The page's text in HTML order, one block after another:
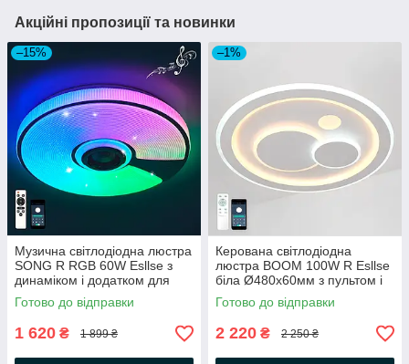
Акційні пропозиції та новинки
–15%
Музична світлодіодна люстра
SONG R RGB 60W Esllse з
динаміком і додатком для
смартфону APP Ø380х70мм
Готово до відправки
1 620 ₴ 1 899 ₴
–1%
Керована світлодіодна
люстра BOOM 100W R Esllse
біла Ø480х60мм з пультом і
додатком для смартфону
APP WHITE 220V IP20
Готово до відправки
2 220 ₴ 2 250 ₴